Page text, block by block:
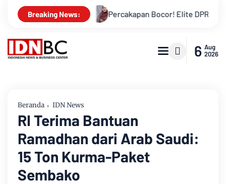
Breaking News:
Percakapan Bocor! Elite DPRD Inhil Diduga
6 Aug
2026
Beranda IDN News
RI Terima Bantuan
Ramadhan dari Arab Saudi:
15 Ton Kurma-Paket
Sembako